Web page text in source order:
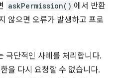
askPermission() 에서 반환
않으면 오류가 발생하고 프로
극단적인 사례를 처리합니다.
을 다시 요청할 수 없습니다.